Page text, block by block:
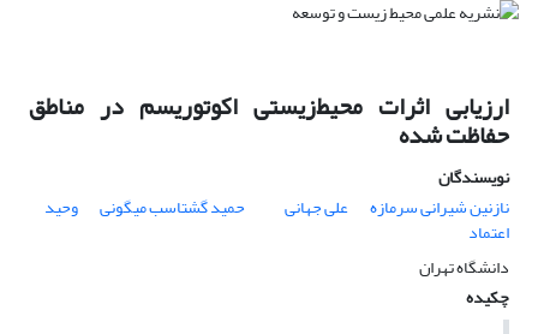
ارزیابی اثرات محیط‌‌زیستی اکوتوریسم در مناطق
حفاظت شده
نویسندگان
نازنین شیرانی سرمازه
علی جهانی حمید گشتاسب میگونی وحید
اعتماد
دانشگاه تهران
چکیده